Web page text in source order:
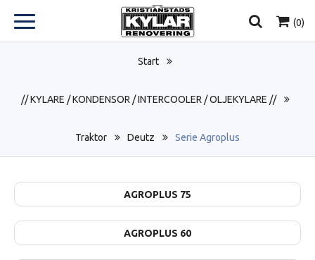
(0)
Start
// KYLARE / KONDENSOR / INTERCOOLER / OLJEKYLARE //
Traktor Deutz Serie Agroplus
AGROPLUS 75
AGROPLUS 60